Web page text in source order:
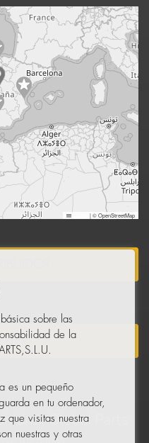
|© OpenStreetMap
sobre las
de la
es un pequeño
en tu ordenador,
que visitas nuestra
nuestras y otras